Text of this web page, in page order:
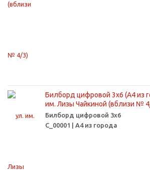
Билборд цифровой 3х6 (А4 из
им. Лизы Чайкиной (вблизи №
Билборд цифровой 3х6
С_00001 | А4 из города